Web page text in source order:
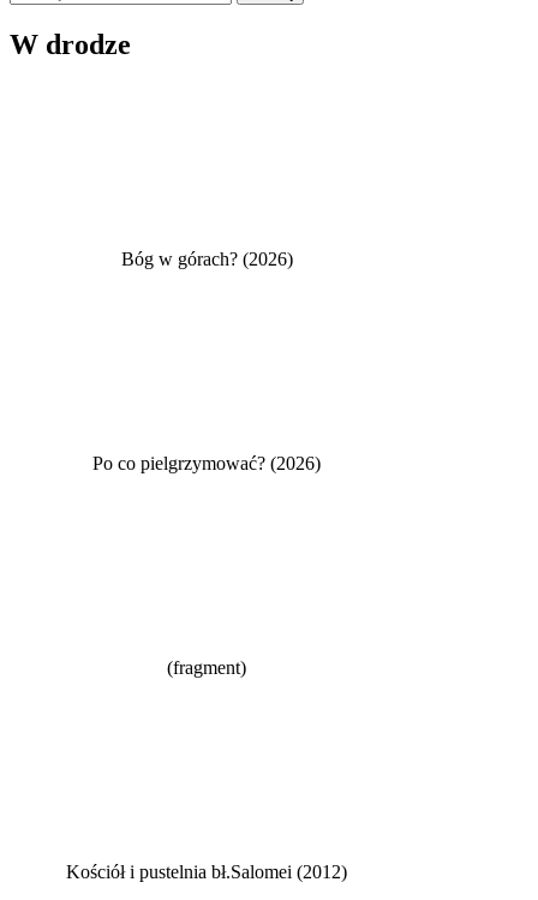
W drodze
Bóg w górach? (2026)
Po co pielgrzymować? (2026)
(fragment)
Kościół i pustelnia bł.Salomei (2012)